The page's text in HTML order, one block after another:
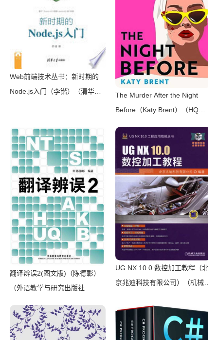
Web前端技术丛书：新时期的
Node.js入门（李锴）（清华大
The Murder After the Night
Before（Katy Brent）（HQ
翻译辨误2(图文版)（陈德彰）
（外语教学与研究出版社
UG NX 10.0 数控加工教程（北
京兆迪科技有限公司）（机械工